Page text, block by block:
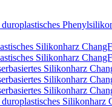
Silikonharz
Silikonharz
Silikonharz
Silikonharz
Silikonharz
Silikonharz